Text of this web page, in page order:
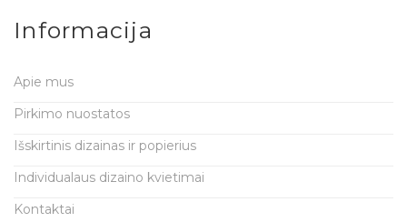
Informacija
Apie mus
Pirkimo nuostatos
Išskirtinis dizainas ir popierius
Individualaus dizaino kvietimai
Kontaktai